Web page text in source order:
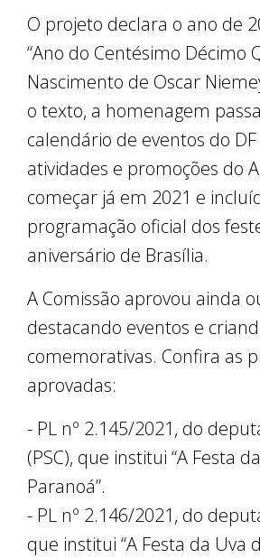
O projeto declara o ano de
“Ano do Centésimo Décimo
Nascimento de Oscar
o texto, a homenagem
calendário de eventos do DF
atividades e promoções do
começar já em 2021 e
programação oficial dos
aniversário de Brasília.
A Comissão aprovou ainda
destacando eventos e
comemorativas. Confira as
aprovadas:
- PL nº 2.145/2021, do
(PSC), que institui “A Festa
Paranoá”.
- PL nº 2.146/2021, do
que institui “A Festa da Uva